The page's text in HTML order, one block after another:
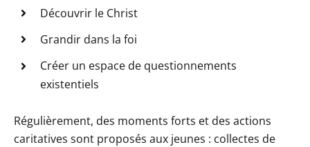
Découvrir le Christ
Grandir dans la foi
Créer un espace de questionnements
existentiels
Régulièrement, des moments forts et des actions
caritatives sont proposés aux jeunes : collectes de